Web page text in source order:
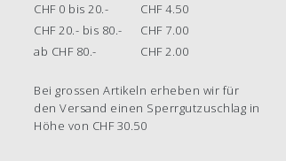
CHF 0 bis 20.-
CHF 4.50
CHF 20.- bis 80.-
CHF 7.00
ab CHF 80.-
CHF 2.00
Bei grossen Artikeln erheben wir für
den Versand einen Sperrgutzuschlag in
Höhe von CHF 30.50